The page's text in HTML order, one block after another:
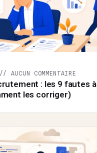
: les 9 fautes à
les corriger)
AUCUN COMMENTAIRE